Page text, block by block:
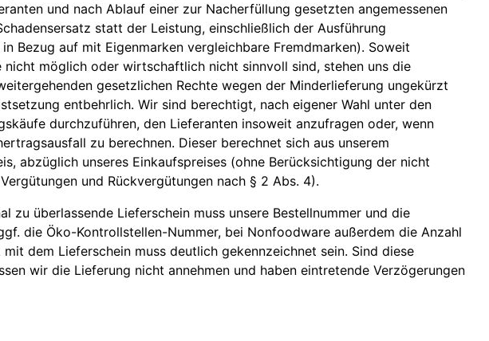
und nach Ablauf einer zur Nacherfüllung gesetzten angemessenen
statt der Leistung, einschließlich der Ausführung
Bezug auf mit Eigenmarken vergleichbare Fremdmarken). Soweit
nicht möglich oder wirtschaftlich nicht sinnvoll sind, stehen uns die
gesetzlichen Rechte wegen der Minderlieferung ungekürzt
entbehrlich. Wir sind berechtigt, nach eigener Wahl unter den
durchzuführen, den Lieferanten insoweit anzufragen oder, wenn
zu berechnen. Dieser berechnet sich aus unserem
abzüglich unseres Einkaufspreises (ohne Berücksichtigung der nicht
und Rückvergütungen nach § 2 Abs. 4).
zu überlassende Lieferschein muss unsere Bestellnummer und die
die Öko-Kontrollstellen-Nummer, bei Nonfoodware außerdem die Anzahl
dem Lieferschein muss deutlich gekennzeichnet sein. Sind diese
wir die Lieferung nicht annehmen und haben eintretende Verzögerungen